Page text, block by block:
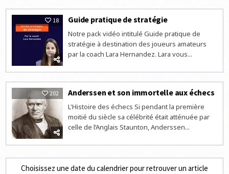
18 Guide pratique de stratégie
Notre pack vidéo intitulé Guide pratique de
stratégie à destination des joueurs amateurs
par la coach Lara Hernandez. Lara vous...
202 Anderssen et son immortelle aux échecs
L'Histoire des échecs Si pendant la première
moitié du siècle sa célébrité était atténuée par
celle de l’Anglais Staunton, Anderssen...
Choisissez une date du calendrier pour retrouver un article